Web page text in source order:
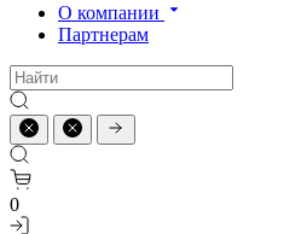
О компании
Партнерам
0